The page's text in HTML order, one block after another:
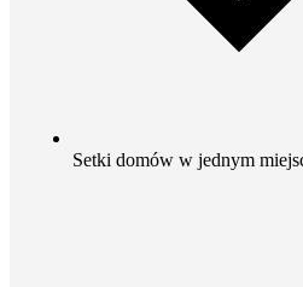
Setki domów w jednym